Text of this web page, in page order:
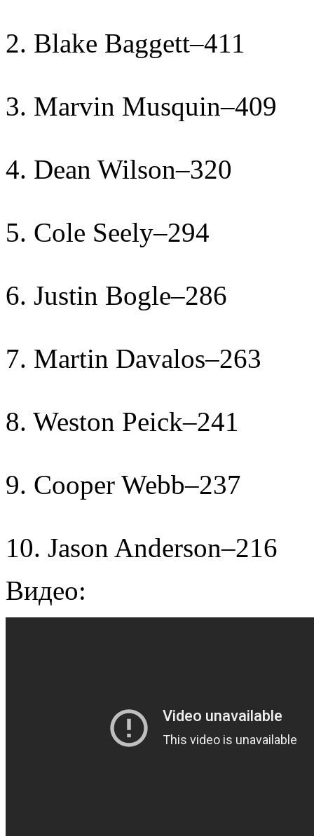
2. Blake Baggett–411
3. Marvin Musquin–409
4. Dean Wilson–320
5. Cole Seely–294
6. Justin Bogle–286
7. Martin Davalos–263
8. Weston Peick–241
9. Cooper Webb–237
10. Jason Anderson–216
Видео: